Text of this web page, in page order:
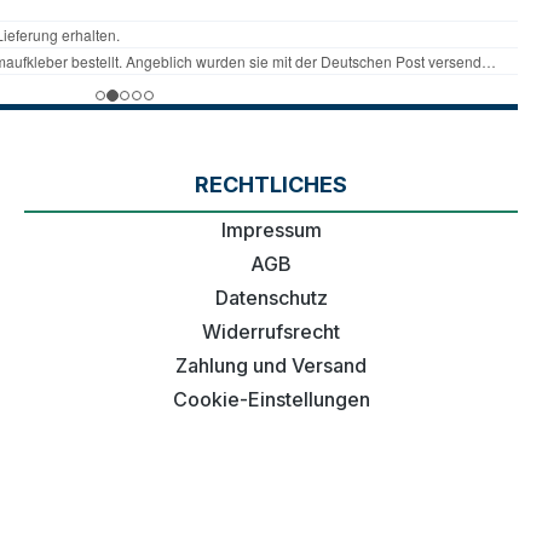
RECHTLICHES
Impressum
AGB
Datenschutz
Widerrufsrecht
Zahlung und Versand
Cookie-Einstellungen